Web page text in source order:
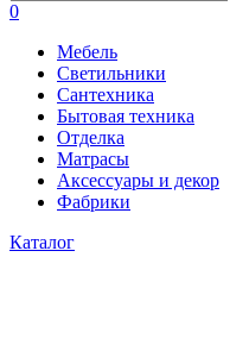
0
Мебель
Светильники
Сантехника
Бытовая техника
Отделка
Матрасы
Аксессуары и декор
Фабрики
Каталог